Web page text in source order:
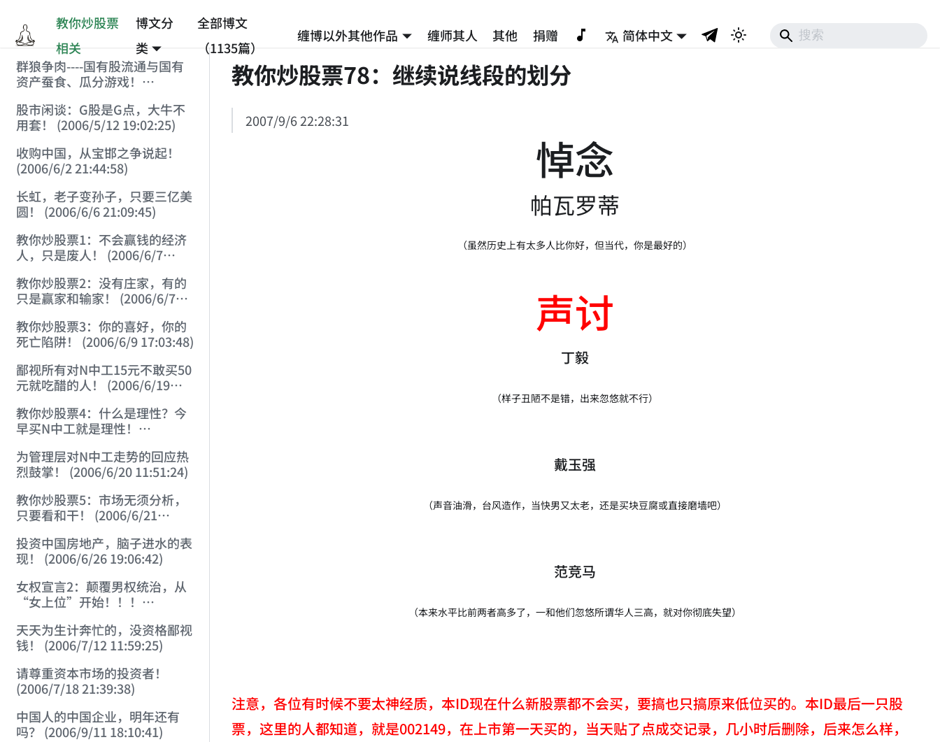
教你炒股票
相关
博文分
类
全部博文
（1135篇）
缠博以外其他作品 缠师其人 其他 捐赠
简体中文
群狼争肉----国有股流通与国有
资产蚕食、瓜分游戏！
股市闲谈：G股是G点，大牛不
用套！ (2006/5/12 19:02:25)
收购中国，从宝邯之争说起！
(2006/6/2 21:44:58)
长虹，老子变孙子，只要三亿美
圆！ (2006/6/6 21:09:45)
教你炒股票1：不会赢钱的经济
人，只是废人！ (2006/6/7
教你炒股票2：没有庄家，有的
只是赢家和输家！ (2006/6/7
教你炒股票3：你的喜好，你的
死亡陷阱！ (2006/6/9 17:03:48)
鄙视所有对N中工15元不敢买50
元就吃醋的人！ (2006/6/19
教你炒股票4：什么是理性？今
早买N中工就是理性！
为管理层对N中工走势的回应热
烈鼓掌！ (2006/6/20 11:51:24)
教你炒股票5：市场无须分析，
只要看和干！ (2006/6/21
投资中国房地产，脑子进水的表
现！ (2006/6/26 19:06:42)
女权宣言2：颠覆男权统治，从
“女上位”开始！！！
天天为生计奔忙的，没资格鄙视
钱！ (2006/7/12 11:59:25)
请尊重资本市场的投资者！
(2006/7/18 21:39:38)
中国人的中国企业，明年还有
吗？ (2006/9/11 18:10:41)
教你炒股票78：继续说线段的划分
2007/9/6 22:28:31
悼念
帕瓦罗蒂
（虽然历史上有太多人比你好，但当代，你是最好的）
声讨
丁毅
（样子丑陋不是错，出来忽悠就不行）
戴玉强
（声音油滑，台风造作，当快男又太老，还是买块豆腐或直接磨墙吧）
范竞马
（本来水平比前两者高多了，一和他们忽悠所谓华人三高，就对你彻底失望）
注意，各位有时候不要太神经质，本ID现在什么新股票都不会买，要搞也只搞原来低位买的。本ID最后一只股
票，这里的人都知道，就是002149，在上市第一天买的，当天贴了点成交记录，几小时后删除，后来怎么样，